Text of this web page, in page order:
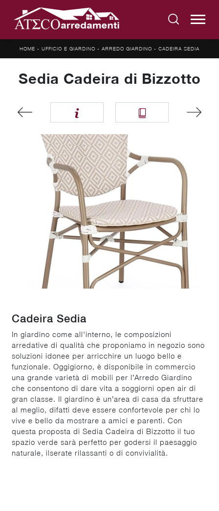
HOME - UFFICIO E GIARDINO - ARREDO GIARDINO - CADEIRA SEDIA
Sedia Cadeira di Bizzotto
Cadeira Sedia
In giardino come all'interno, le composizioni
arredative di qualità che proponiamo in negozio sono
soluzioni idonee per arricchire un luogo bello e
funzionale. Oggigiorno, è disponibile in commercio
una grande varietà di mobili per l’Arredo Giardino
che consentono di dare vita a soggiorni open air di
gran classe. Il giardino è un’area di casa da sfruttare
al meglio, difatti deve essere confortevole per chi lo
vive e bello da mostrare a amici e parenti. Con
questa proposta di Sedia Cadeira di Bizzotto il tuo
spazio verde sarà perfetto per godersi il paesaggio
naturale, ilserate rilassanti o di convivialità.